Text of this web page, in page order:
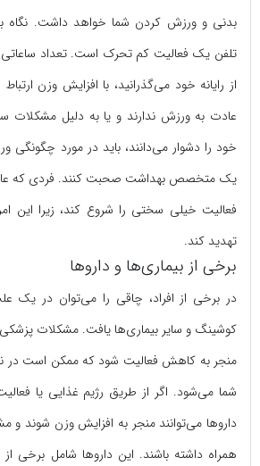
بدنی و ورزش کردن شما خواهد داشت. نگاه
تلفن یک فعالیت کم تحرک است. تعداد ساعاتی
از رایانه خود می‌گذرانید، با افزایش وزن
عادت به ورزش ندارند و یا به دلیل مشکلات
خود را دشوار می‌دانند، باید در مورد چگونگی
یک متخصص بهداشت صحبت کنند. فردی که
فعالیت خیلی سختی را شروع کند، زیرا این
تهدید کند.
برخی از بیماری‌ها و داروها
در برخی از افراد، چاقی را می‌توان در یک
کوشینگ و سایر بیماری‌ها یافت. مشکلات پزشکی
منجر به کاهش فعالیت شود که ممکن است در
شما می‌شود. اگر از طریق رژیم غذایی یا
داروها می‌توانند منجر به افزایش وزن شوند و
همراه داشته باشند. این داروها شامل برخی